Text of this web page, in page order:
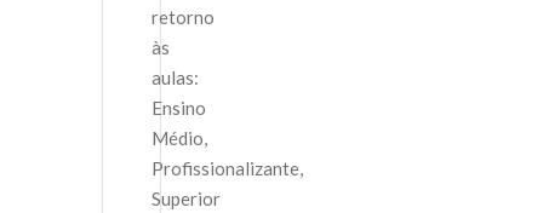
retorno
às
aulas:
Ensino
Médio,
Profissionalizante,
Superior